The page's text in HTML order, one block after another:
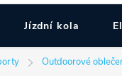
Jízdní kola
Outdoorové